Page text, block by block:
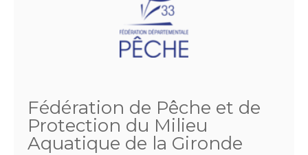
Fédération de Pêche et de
Protection du Milieu
Aquatique de la Gironde